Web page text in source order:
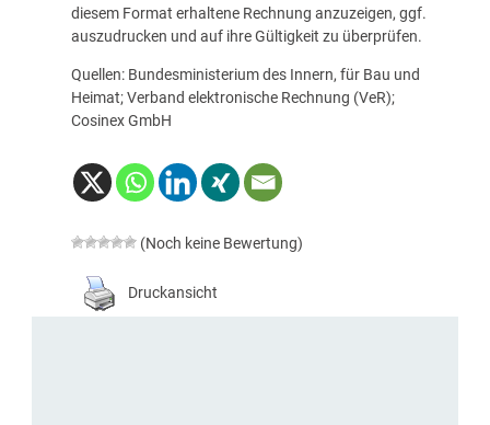
diesem Format erhaltene Rechnung anzuzeigen, ggf.
auszudrucken und auf ihre Gültigkeit zu überprüfen.
Quellen: Bundesministerium des Innern, für Bau und
Heimat; Verband elektronische Rechnung (VeR);
Cosinex GmbH
(Noch keine Bewertung)
Druckansicht